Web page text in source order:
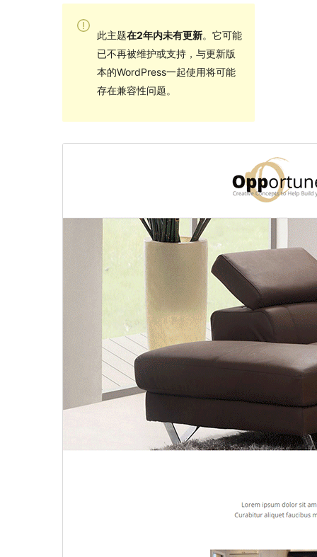
此主题在2年内未有更新。它可能
已不再被维护或支持，与更新版
本的WordPress一起使用将可能
存在兼容性问题。